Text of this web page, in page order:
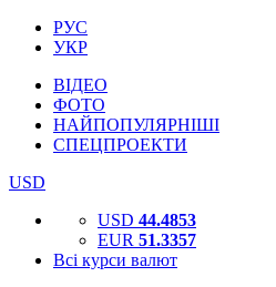
РУС
УКР
ВІДЕО
ФОТО
НАЙПОПУЛЯРНІШІ
СПЕЦПРОЕКТИ
USD
USD 44.4853
EUR 51.3357
Всі курси валют